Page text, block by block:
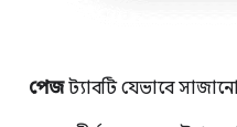
পেজট্যাবটি যেভাবে